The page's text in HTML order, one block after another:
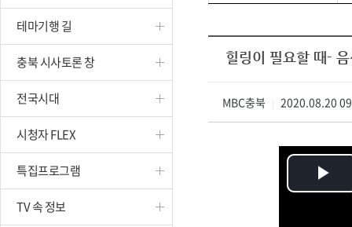
옥천
종영프로그램
테마기행 길
충북 시사토론 창
전국시대
시청자 FLEX
특집프로그램
TV 속 정보
힐링이 필요할 때-
MBC충북 2020.08.20